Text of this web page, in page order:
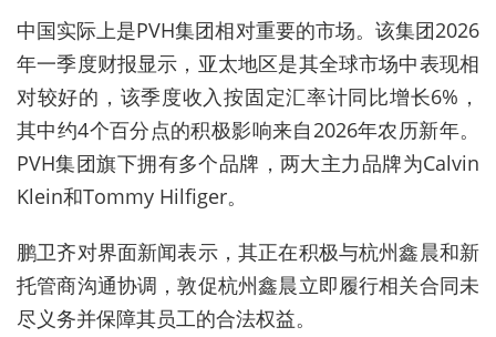
中国实际上是PVH集团相对重要的市场。该集团2026
年一季度财报显示，亚太地区是其全球市场中表现相
对较好的，该季度收入按固定汇率计同比增长6%，
其中约4个百分点的积极影响来自2026年农历新年。
PVH集团旗下拥有多个品牌，两大主力品牌为Calvin
Klein和Tommy Hilfiger。
鹏卫齐对界面新闻表示，其正在积极与杭州鑫晨和新
托管商沟通协调，敦促杭州鑫晨立即履行相关合同未
尽义务并保障其员工的合法权益。